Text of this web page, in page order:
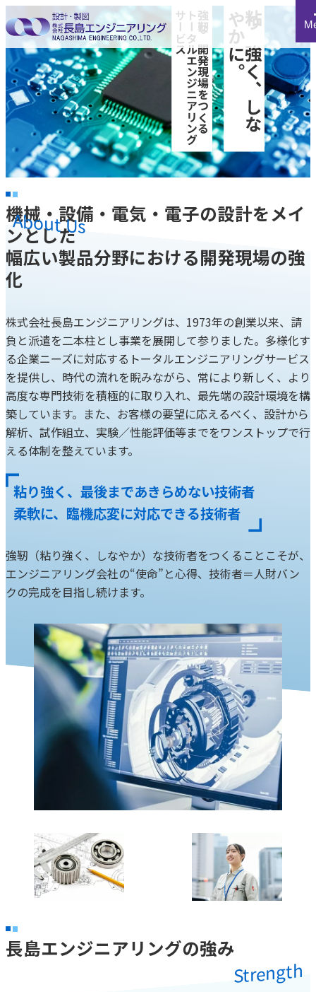
HOME
事業案内
研修・教育
設備一覧
会社案内
お知らせ
採用情報
0276-31-7139
9:00～18:00 土日・祝祭日を除く
粘
り
強
く
、
し
な
や
か
に
。
強
靭
な
開
発
現
場
を
つ
く
る
ト
ー
タ
ル
エ
ン
ジ
ニ
ア
リ
ン
グ
サ
ー
ビ
ス
機械・設備・電気・電子の設計をメイ
ンとした
幅広い製品分野における開発現場の強
化
株式会社長島エンジニアリングは、1973年の創業以来、請
負と派遣を二本柱とし事業を展開して参りました。多様化す
る企業ニーズに対応するトータルエンジニアリングサービス
を提供し、時代の流れを睨みながら、常により新しく、より
高度な専門技術を積極的に取り入れ、最先端の設計環境を構
築しています。また、お客様の要望に応えるべく、設計から
解析、試作組立、実験／性能評価等までをワンストップで行
える体制を整えています。
粘り強く、最後まであきらめない技術者
柔軟に、臨機応変に対応できる技術者
強靭（粘り強く、しなやか）な技術者をつくることこそが、
エンジニアリング会社の“使命”と心得、技術者＝人財バン
クの完成を目指し続けます。
About Us
長島エンジニアリングの強み
Strength